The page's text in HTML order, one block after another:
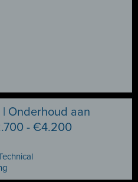
Onderhoud aan
- €4.200